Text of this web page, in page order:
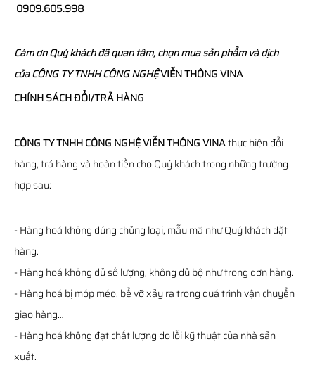
0909.605.998
Cám ơn Quý khách đã quan tâm, chọn mua sản phẩm và dịch
củaCÔNG TY TNHH CÔNG NGHỆVIỄN THÔNGVINA
CHÍNH SÁCH ĐỔI/TRẢ HÀNG
CÔNG TY TNHH CÔNG NGHỆ VIỄN THÔNG VINAthực hiện đổi
hàng, trả hàng và hoàn tiền cho Quý khách trong những trường
hợp sau:
- Hàng hoá không đúng chủng loại, mẫu mã như Quý khách đặt
hàng.
- Hàng hoá không đủ số lượng, không đủ bộ như trong đơn hàng.
- Hàng hoá bị móp méo, bể vỡ xảy ra trong quá trình vận chuyển
giao hàng…
- Hàng hoá không đạt chất lượng do lỗi kỹ thuật của nhà sản
xuất.